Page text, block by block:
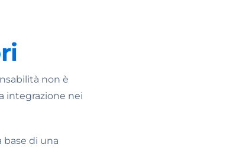
non è
integrazione nei
base di una